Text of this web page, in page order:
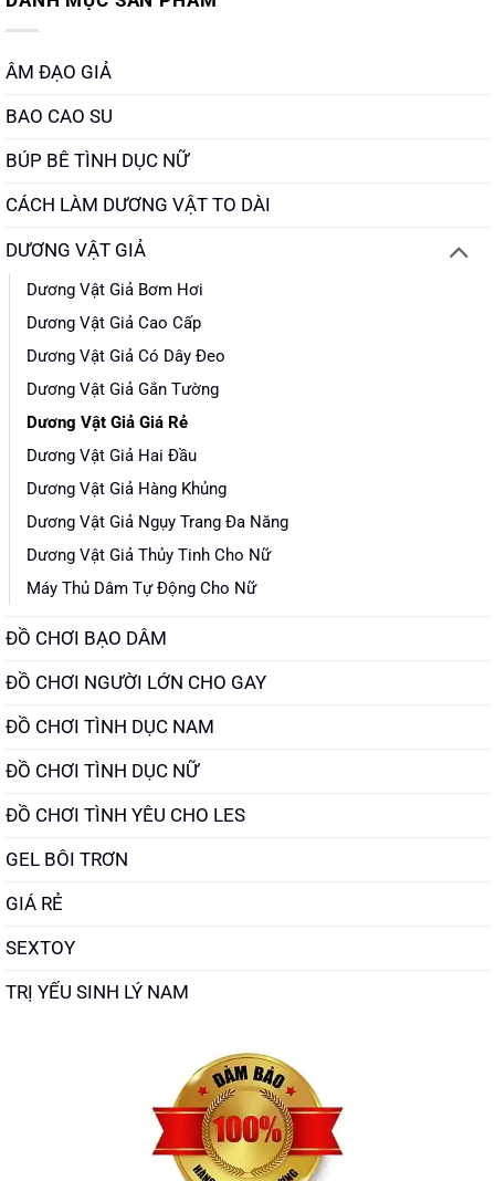
ÂM ĐẠO GIẢ
BAO CAO SU
BÚP BÊ TÌNH DỤC NỮ
CÁCH LÀM DƯƠNG VẬT TO DÀI
DƯƠNG VẬT GIẢ
Dương Vật Giả Bơm Hơi
Dương Vật Giả Cao Cấp
Dương Vật Giả Có Dây Đeo
Dương Vật Giả Gắn Tường
Dương Vật Giả Giá Rẻ
Dương Vật Giả Hai Đầu
Dương Vật Giả Hàng Khủng
Dương Vật Giả Ngụy Trang Đa Năng
Dương Vật Giả Thủy Tinh Cho Nữ
Máy Thủ Dâm Tự Động Cho Nữ
ĐỒ CHƠI BẠO DÂM
ĐỒ CHƠI NGƯỜI LỚN CHO GAY
ĐỒ CHƠI TÌNH DỤC NAM
ĐỒ CHƠI TÌNH DỤC NỮ
ĐỒ CHƠI TÌNH YÊU CHO LES
GEL BÔI TRƠN
GIÁ RẺ
SEXTOY
TRỊ YẾU SINH LÝ NAM